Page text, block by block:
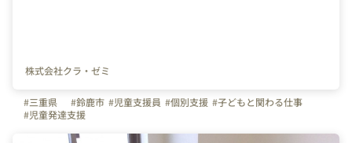
株式会社クラ・ゼミ
#三重県 #鈴鹿市 #児童支援員 #個別支援 #子どもと関わる仕事
#児童発達支援